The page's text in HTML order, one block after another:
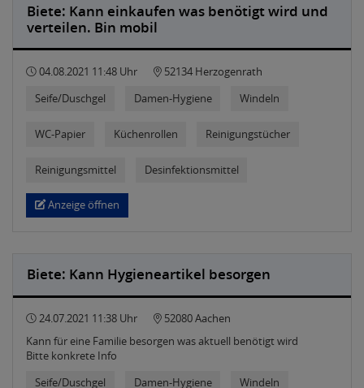
Biete: Kann einkaufen was benötigt wird und
verteilen. Bin mobil
04.08.2021 11:48 Uhr
52134 Herzogenrath
Seife/Duschgel
Damen-Hygiene Windeln
WC-Papier Küchenrollen Reinigungstücher
Reinigungsmittel Desinfektionsmittel
Anzeige öffnen
Biete: Kann Hygieneartikel besorgen
24.07.2021 11:38 Uhr
52080 Aachen
Kann für eine Familie besorgen was aktuell benötigt wird
Bitte konkrete Info
Seife/Duschgel
Damen-Hygiene Windeln